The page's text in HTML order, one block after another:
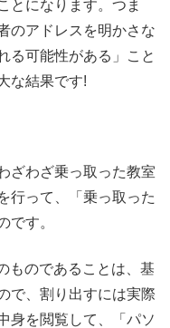
とになります。つま
のアドレスを明かさな
る可能性がある」こと
な結果です!
ざわざ乗っ取った教室
行って、「乗っ取った
です。
ものであることは、基
で、割り出すには実際
身を閲覧して、「パソ